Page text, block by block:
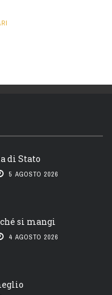
di Stato
5 AGOSTO 2026
si mangi
4 AGOSTO 2026